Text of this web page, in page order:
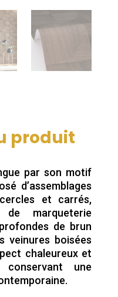
produit
par son motif
d’assemblages
et carrés,
marqueterie
de brun
veinures boisées
chaleureux et
une